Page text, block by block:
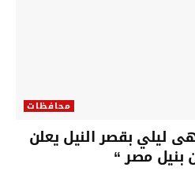
محافظات
ليلي بقصر النيل يعلن
بنيل مصر “